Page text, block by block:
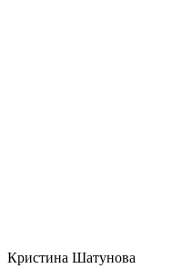
Кристина Шатунова